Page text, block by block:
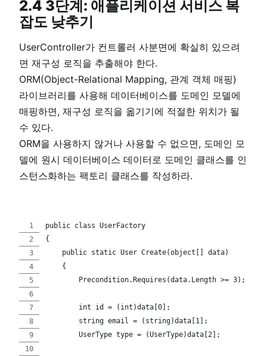
2.4 3단계: 애플리케이션 서비스 복
잡도 낮추기
UserController가 컨트롤러 사분면에 확실히 있으려
면 재구성 로직을 추출해야 한다.
ORM(Object-Relational Mapping, 관계 객체 매핑)
라이브러리를 사용해 데이터베이스를 도메인 모델에
매핑하면, 재구성 로직을 옮기기에 적절한 위치가 될
수 있다.
ORM을 사용하지 않거나 사용할 수 없으면, 도메인 모
델에 원시 데이터베이스 데이터로 도메인 클래스를 인
스턴스화하는 팩토리 클래스를 작성하라.
public class UserFactory
{
    public static User Create(object[] data)
    {
        Precondition.Requires(data.Length >= 3);
        int id = (int)data[0];
        string email = (string)data[1];
        UserType type = (UserType)data[2];